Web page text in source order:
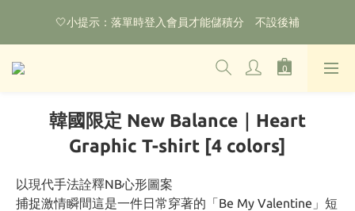
🌟購物滿HKD800即可享香港免運費（不包含手續費）*部分商品
除外
🤍小提示：落單時登入會員才能儲積分　不設後補
‼️2026.1.6 起使用網站新系統！點擊查看舊會員安排‼️
除外
韓國限定 New Balance｜Heart
Graphic T-shirt [4 colors]
以現代手法詮釋NB心形圖案
捕捉激情瞬間這是一件日常穿著的「Be My Valentine」短